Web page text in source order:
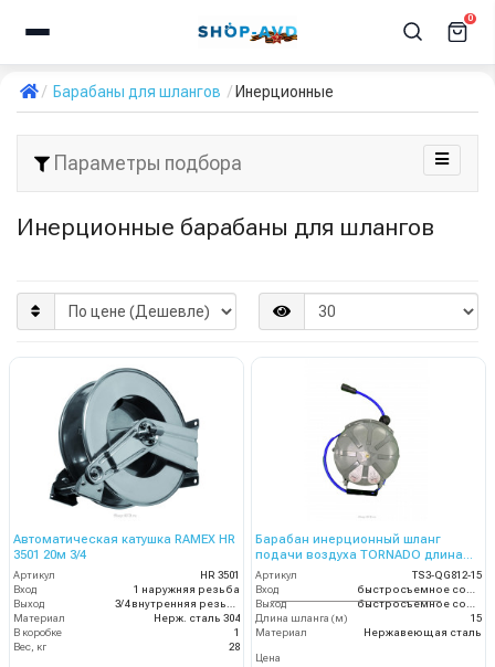
0
Барабаны для шлангов Инерционные
Параметры подбора
Инерционные барабаны для шлангов
Автоматическая катушка RAMEX HR
3501 20м 3/4
Артикул
HR 3501
Вход
1 наружняя резьба
Выход
Материал
Нерж. сталь 304
В коробке
1
Вес, кг
28
Барабан инерционный шланг
подачи воздуха TORNADO длина
шланга для намотки – 15м
Артикул
TS3-QG812-15
Вход
Выход
Длина шланга (м)
15
Материал
Нержавеющая сталь
Цена